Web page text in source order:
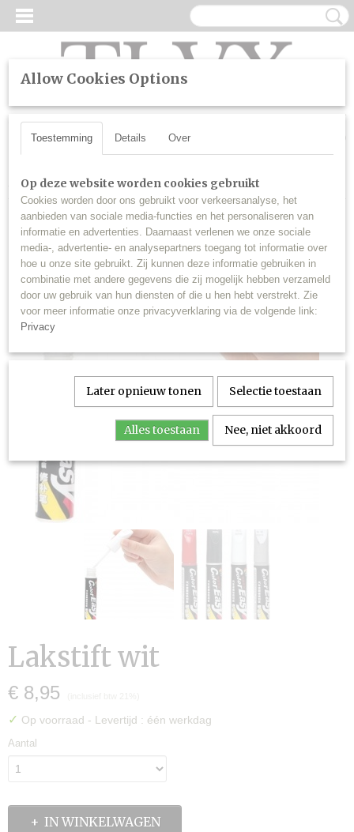
Inloggen Registreren
UW WINKELWAGEN
Home >Lakstiften>Lakstift wit
Lakstift wit
€ 8,95
✓ Op voorraad - Levertijd : één werkdag
Aantal
IN WINKELWAGEN
Allow Cookies Options
Toestemming Details Over
Op deze website worden cookies gebruikt
Cookies worden door ons gebruikt voor verkeersanalyse, het
aanbieden van sociale media-functies en het personaliseren van
informatie en advertenties. Daarnaast verlenen we onze sociale
media-, advertentie- en analysepartners toegang tot informatie over
hoe u onze site gebruikt. Zij kunnen deze informatie gebruiken in
combinatie met andere gegevens die zij mogelijk hebben verzameld
door uw gebruik van hun diensten of die u hen hebt verstrekt. Zie
voor meer informatie onze privacyverklaring via de volgende link:
Privacy
Later opnieuw tonen Selectie toestaan
Alles toestaan Nee, niet akkoord